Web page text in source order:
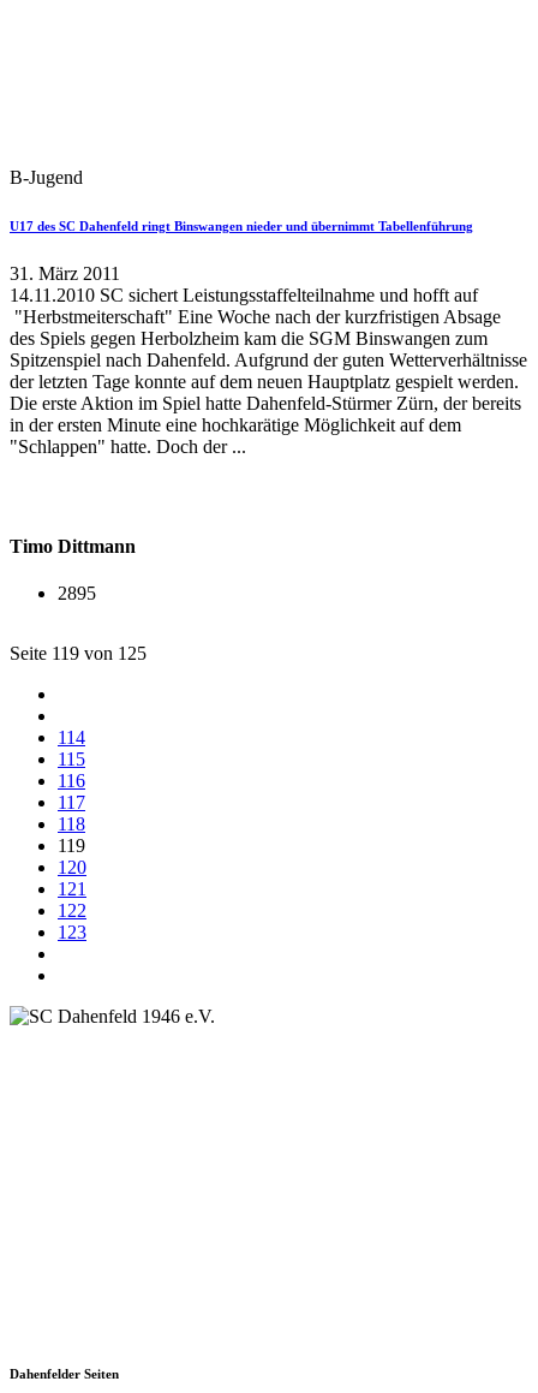
B-Jugend
U17 des SC Dahenfeld ringt Binswangen nieder und übernimmt Tabellenführung
31. März 2011
14.11.2010 SC sichert Leistungsstaffelteilnahme und hofft auf
"Herbstmeiterschaft" Eine Woche nach der kurzfristigen Absage
des Spiels gegen Herbolzheim kam die SGM Binswangen zum
Spitzenspiel nach Dahenfeld. Aufgrund der guten Wetterverhältnisse
der letzten Tage konnte auf dem neuen Hauptplatz gespielt werden.
Die erste Aktion im Spiel hatte Dahenfeld-Stürmer Zürn, der bereits
in der ersten Minute eine hochkarätige Möglichkeit auf dem
"Schlappen" hatte. Doch der ...
Timo Dittmann
2895
Seite 119 von 125
114
115
116
117
118
119
120
121
122
123
Dahenfelder Seiten